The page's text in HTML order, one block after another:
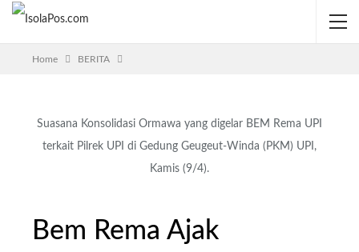
Home BERITA
Suasana Konsolidasi Ormawa yang digelar BEM Rema UPI
terkait Pilrek UPI di Gedung Geugeut-Winda (PKM) UPI,
Kamis (9/4).
Bem Rema Ajak